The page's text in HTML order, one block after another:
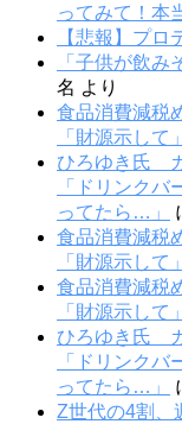
ってみて！本
【悲報】プロ
「子供が飲
名 より
食品消費減税
「財源示して
ひろゆき氏
「ドリンクバ
ってたら…」
食品消費減税
「財源示して
食品消費減税
「財源示して
ひろゆき氏
「ドリンクバ
ってたら…」
Z世代の4割、